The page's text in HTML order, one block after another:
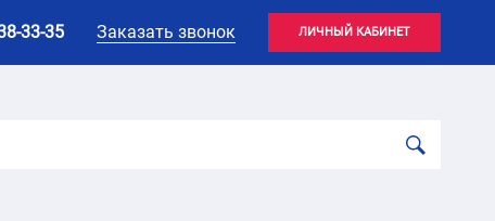
33-35 Заказать звонок ЛИЧНЫЙ КАБИНЕТ